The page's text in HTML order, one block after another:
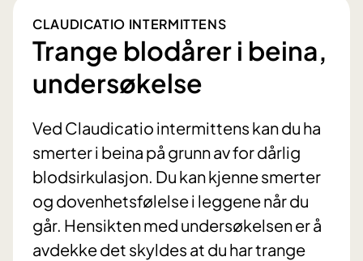
CLAUDICATIO INTERMITTENS
Trange blodårer i beina,
undersøkelse
Ved Claudicatio intermittens kan du ha
smerter i beina på grunn av for dårlig
blodsirkulasjon. Du kan kjenne smerter
og dovenhetsfølelse i leggene når du
går. Hensikten med undersøkelsen er å
avdekke det skyldes at du har trange